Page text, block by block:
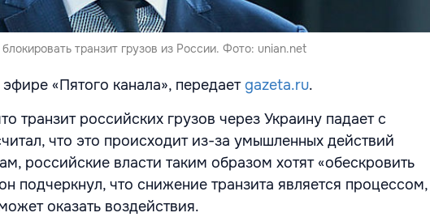
транзит грузов из России. Фото: unian.net
«Пятого канала», передает gazeta.ru.
транзит российских грузов через Украину падает с
что это происходит из-за умышленных действий
российские власти таким образом хотят «обескровить
подчеркнул, что снижение транзита является процессом,
оказать воздействия.